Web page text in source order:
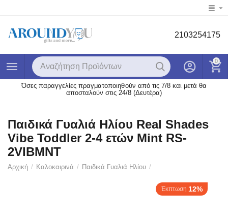
2103254175
0
Όσες παραγγελίες πραγματοποιηθούν από τις 7/8 και μετά θα
αποσταλούν στις 24/8 (Δευτέρα)
Παιδικά Γυαλιά Ηλίου Real Shades
Vibe Toddler 2-4 ετών Mint RS-
2VIBMNT
Αρχική / Καλοκαιρινά / Παιδικά Γυαλιά Ηλίου /
Έκπτωση 12%